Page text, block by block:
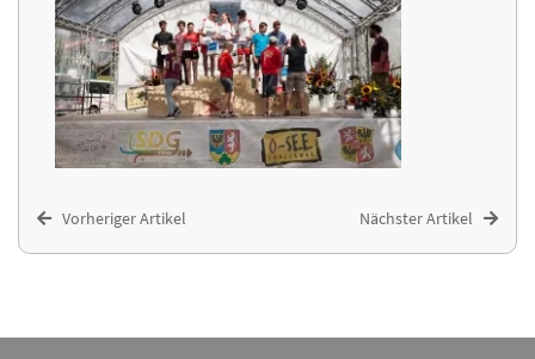
Vorheriger Artikel Nächster Artikel